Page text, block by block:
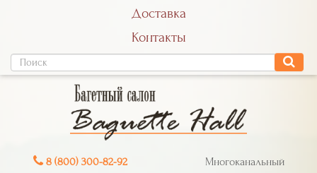
Доставка
Контакты
8 (800) 300-82-92 Многоканальный